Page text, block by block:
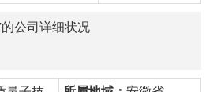
公司详细状况